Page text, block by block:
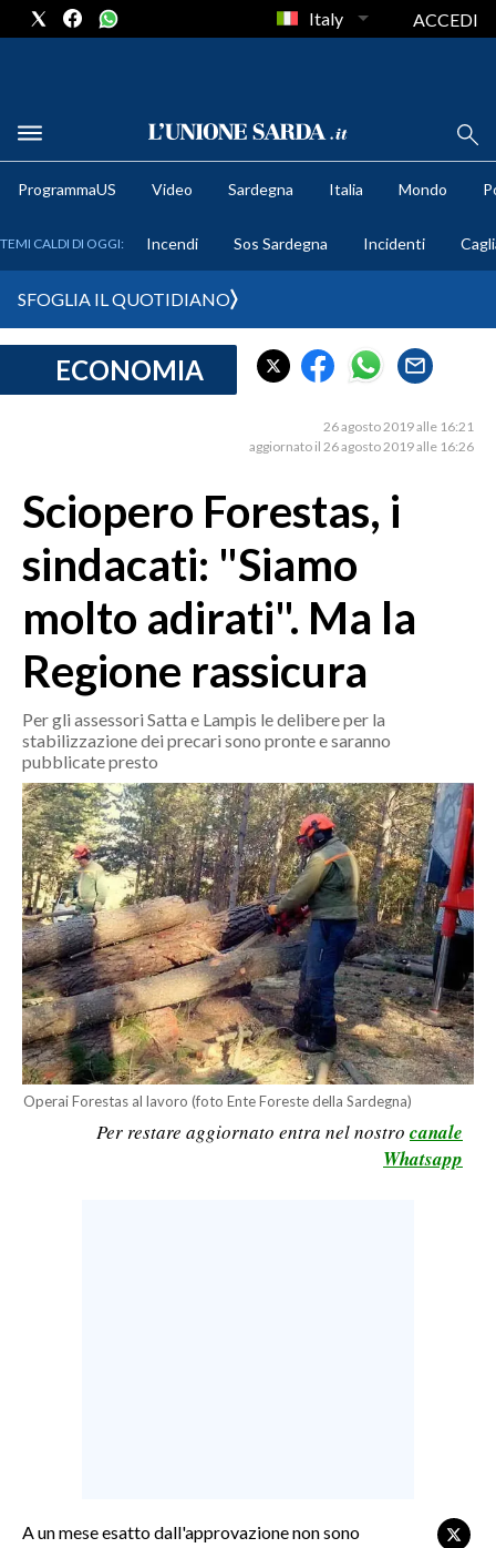
METEO
CRONACA SARDEGNA
MEDIO CAMPIDANO
ORISTANO E PROVINCIA
SASSARI E PROVINCIA
NUORO E PROVINCIA
OGLIASTRA
CRONACA
ITALIA
MONDO
POLITICA
ECONOMIA
SERVIZI ALLE IMPRESE
LAVORO
BANDI
SPORT IN SARDEGNA
SPETTACOLI
Italy ACCEDI
ProgrammaUS Video Sardegna Italia Mondo
TEMI CALDI DI OGGI: Incendi Sos Sardegna Incidenti
SFOGLIA IL QUOTIDIANO
ECONOMIA
26 agosto 2019 alle 16:21
aggiornato il 26 agosto 2019 alle 16:26
Sciopero Forestas, i
sindacati: "Siamo
molto adirati". Ma la
Regione rassicura
Per gli assessori Satta e Lampis le delibere per la
stabilizzazione dei precari sono pronte e saranno
pubblicate presto
Operai Forestas al lavoro (foto Ente Foreste della Sardegna)
Per restare aggiornato entra nel nostro canale
Whatsapp
A un mese esatto dall'approvazione non sono